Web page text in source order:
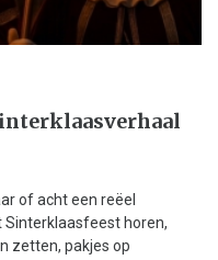
of acht een reëel
Sinterklaasfeest horen,
zetten, pakjes op